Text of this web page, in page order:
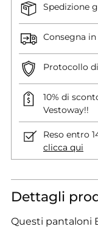
Spedizione
Consegna
Protocollo
10% di
Vestoway!!
Reso entro
clicca qui
Dettagli
Questi pantaloni